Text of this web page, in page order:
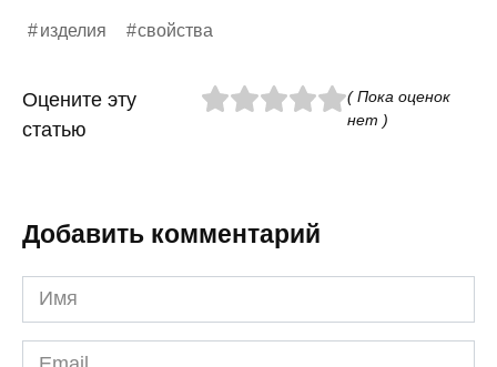
изделия свойства
Оцените эту
статью
( Пока оценок
нет )
Добавить комментарий
Имя
*
Email